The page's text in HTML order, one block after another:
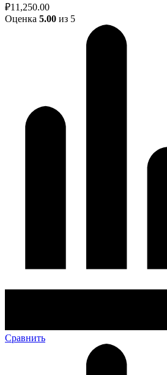
₽11,250.00
Оценка 5.00 из 5
Сравнить